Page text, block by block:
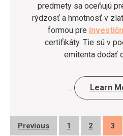
predmety sa oceňujú
rýdzosť a hmotnosť v
formou pre
certifikáty. Tie sú v
emitenta dodať
… Learn
Posts
Previous 1 2 3